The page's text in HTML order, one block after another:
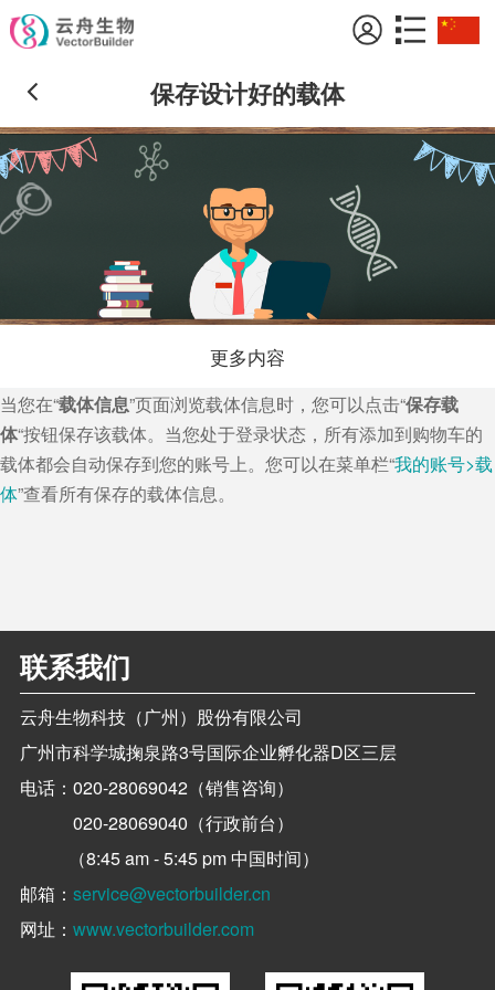
保存设计好的载体
更多内容
当您在“载体信息”页面浏览载体信息时，您可以点击“保存载
体“按钮保存该载体。当您处于登录状态，所有添加到购物车的
载体都会自动保存到您的账号上。您可以在菜单栏“我的账号>载
体”查看所有保存的载体信息。
联系我们
云舟生物科技（广州）股份有限公司
广州市科学城掬泉路3号国际企业孵化器D区三层
电话：020-28069042（销售咨询）
020-28069040（行政前台）
（8:45 am - 5:45 pm 中国时间）
邮箱：service@vectorbuilder.cn
网址：www.vectorbuilder.com